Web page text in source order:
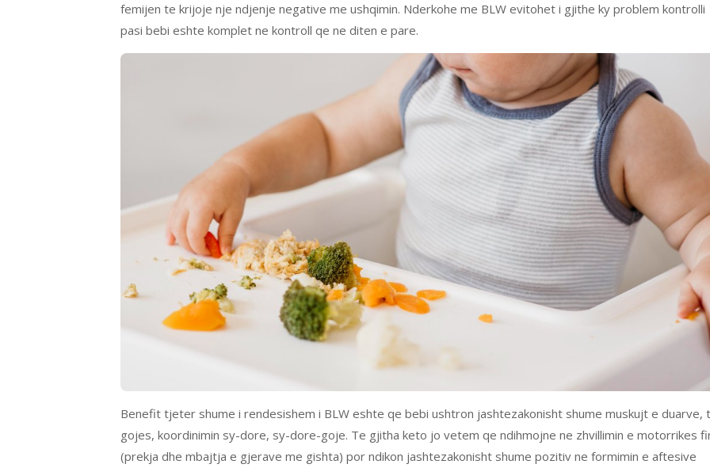
femijen te krijoje nje ndjenje negative me ushqimin. Nderkohe me BLW evitohet i gjithe ky problem kontrolli
pasi bebi eshte komplet ne kontroll qe ne diten e pare.
Benefit tjeter shume i rendesishem i BLW eshte qe bebi ushtron jashtezakonisht shume muskujt e duarve,
gojes, koordinimin sy-dore, sy-dore-goje. Te gjitha keto jo vetem qe ndihmojne ne zhvillimin e motorrikes
(prekja dhe mbajtja e gjerave me gishta) por ndikon jashtezakonisht shume pozitiv ne formimin e aftesive